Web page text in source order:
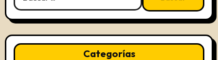
Categorías